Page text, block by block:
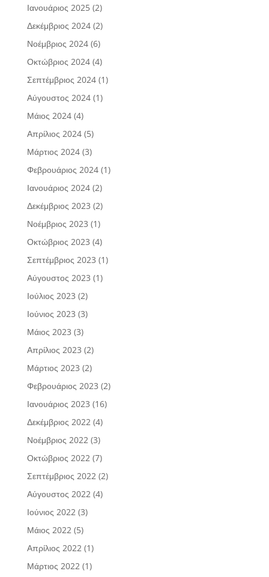
Ιανουάριος 2025(2)
Δεκέμβριος 2024(2)
Νοέμβριος 2024(6)
Οκτώβριος 2024(4)
Σεπτέμβριος 2024(1)
Αύγουστος 2024(1)
Μάιος 2024(4)
Απρίλιος 2024(5)
Μάρτιος 2024(3)
Φεβρουάριος 2024(1)
Ιανουάριος 2024(2)
Δεκέμβριος 2023 (2)
Νοέμβριος 2023 (1)
Οκτώβριος 2023 (4)
Σεπτέμβριος 2023 (1)
Αύγουστος 2023 (1)
Ιούλιος 2023 (2)
Ιούνιος 2023 (3)
Μάιος 2023 (3)
Απρίλιος 2023 (2)
Μάρτιος 2023 (2)
Φεβρουάριος 2023 (2)
Ιανουάριος 2023 (16)
Δεκέμβριος 2022(4)
Νοέμβριος 2022(3)
Οκτώβριος 2022(7)
Σεπτέμβριος 2022(2)
Αύγουστος 2022(4)
Ιούνιος 2022(3)
Μάιος 2022(5)
Απρίλιος 2022(1)
Μάρτιος 2022(1)